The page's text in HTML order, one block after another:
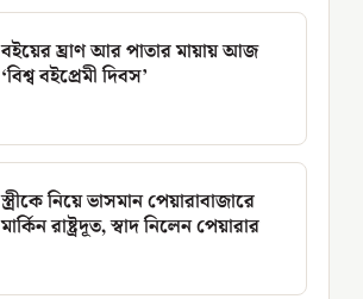
বইয়ের ঘ্রাণ আর পাতার মায়ায় আজ
‘বিশ্ব বইপ্রেমী দিবস’
স্ত্রীকে নিয়ে ভাসমান পেয়ারাবাজারে
মার্কিন রাষ্ট্রদূত, স্বাদ নিলেন পেয়ারার